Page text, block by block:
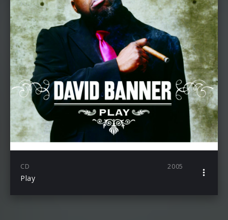
CD 2005
Play